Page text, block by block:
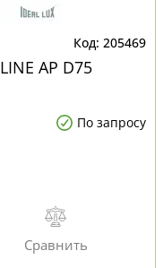
205469
AP D75
По запросу